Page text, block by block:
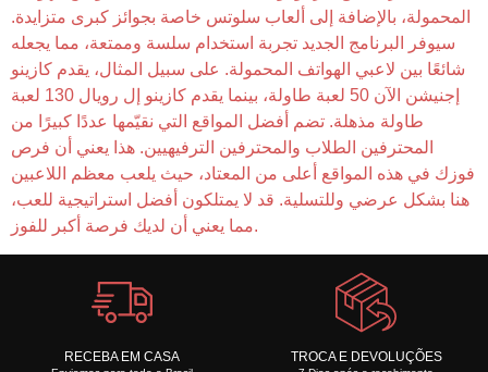
المحمولة، بالإضافة إلى ألعاب سلوتس خاصة بجوائز كبرى متزايدة.
سيوفر البرنامج الجديد تجربة استخدام سلسة وممتعة، مما يجعله
شائعًا بين لاعبي الهواتف المحمولة. على سبيل المثال، يقدم كازينو
إجنيشن الآن 50 لعبة طاولة، بينما يقدم كازينو إل رويال 130 لعبة
طاولة مذهلة. تضم أفضل المواقع التي نقيّمها عددًا كبيرًا من
المحترفين الطلاب والمحترفين الترفيهيين. هذا يعني أن فرص
فوزك في هذه المواقع أعلى من المعتاد، حيث يلعب معظم اللاعبين
هنا بشكل عرضي وللتسلية. قد لا يمتلكون أفضل استراتيجية للعب،
مما يعني أن لديك فرصة أكبر للفوز.
RECEBA EM CASA TROCA E DEVOLUÇÕES